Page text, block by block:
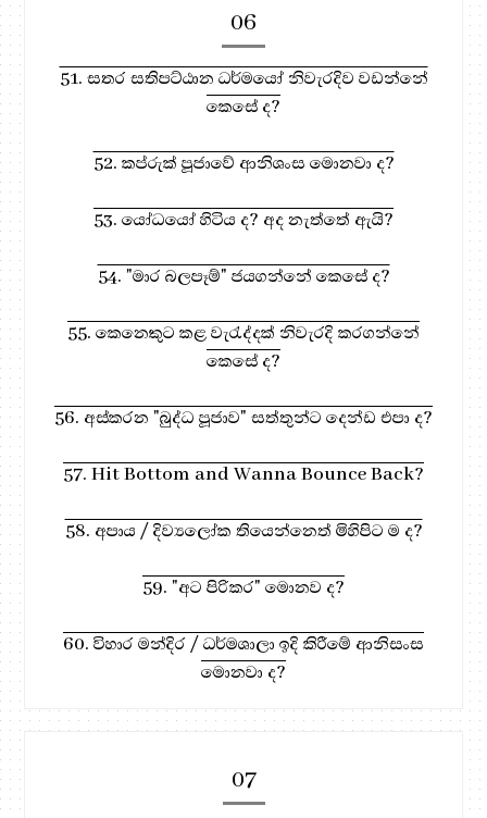
06
51. සතර සතිපට්ඨාන ධර්මයෝ නිවැරදිව වඩන්නේ
කෙසේ ද?
52. කප්රුක් පූජාවේ ආනිශංස මොනවා ද?
53. යෝධයෝ හිටිය ද? අද නැත්තේ ඇයි?
54. "මාර බලපෑම්" ජයගන්නේ කෙසේ ද?
55. කෙනෙකුට කළ වැරැද්දක් නිවැරදි කරගන්නේ
කෙසේ ද?
56. අස්කරන "බුද්ධ පූජාව" සත්තුන්ට දෙන්ඩ එපා ද?
57. Hit Bottom and Wanna Bounce Back?
58. අපාය / දිව්‍යලෝක තියෙන්නෙත් මිහිපිට ම ද?
59. "අට පිරිකර" මොනව ද?
60. විහාර මන්දිර / ධර්මශාලා ඉදි කිරීමේ ආනිසංස
මොනවා ද?
07